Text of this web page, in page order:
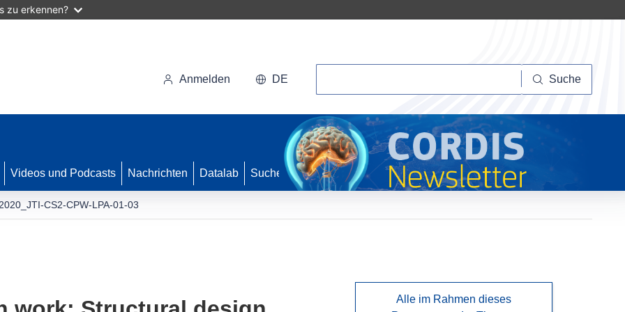
zu erkennen?
Anmelden DE Suche
Videos und Podcasts Nachrichten Datalab Suche
CS2-CPW-LPA-01-03
Alle im Rahmen dieses